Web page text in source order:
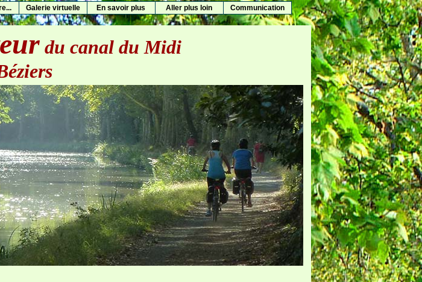
Galerie virtuelle En savoir plus Aller plus loin Communication
du canal du Midi